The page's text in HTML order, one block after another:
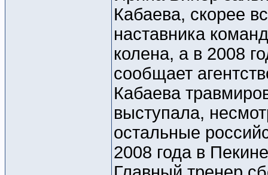
Кабаева, скорее
наставника
колена, а в 2008
сообщает
Кабаева
выступала,
остальные
2008 года в